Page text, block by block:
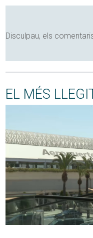
Disculpau, els
EL MÉS